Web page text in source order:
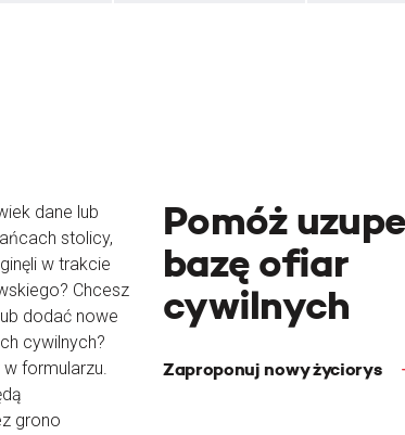
dane lub
stolicy,
w trakcie
Chcesz
dodać nowe
cywilnych?
formularzu.
grono
Pomóż
bazę ofiar
cywilnych
Zaproponuj nowy życiorys